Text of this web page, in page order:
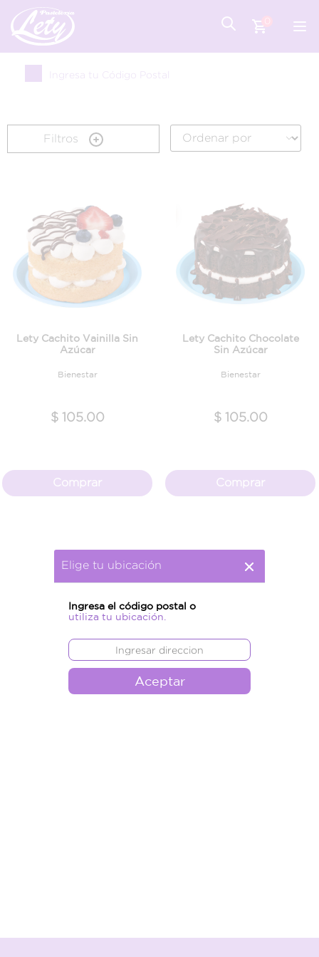
Ingresa tu Código Postal
Elige tu ubicación
Ingresa el código postal o
utiliza tu ubicación.
Aceptar
Filtros
Lety Cachito Vainilla Sin
Azúcar
Bienestar
$ 105.00
Comprar
Lety Cachito Chocolate
Sin Azúcar
Bienestar
$ 105.00
Comprar